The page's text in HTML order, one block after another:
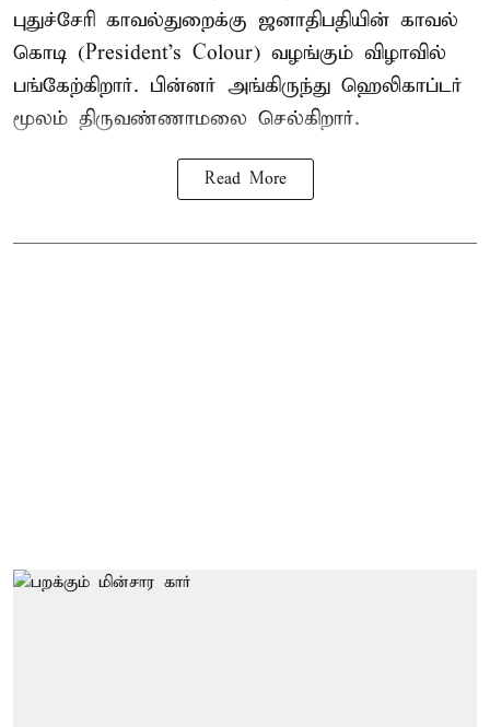
புதுச்சேரி காவல்துறைக்கு ஜனாதிபதியின் காவல்
கொடி (President's Colour) வழங்கும் விழாவில்
பங்கேற்கிறார். பின்னர் அங்கிருந்து ஹெலிகாப்டர்
மூலம் திருவண்ணாமலை செல்கிறார்.
Read More